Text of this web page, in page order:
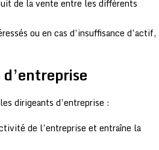
de la vente entre les différents
ou en cas d’insuffisance d’actif,
dirigeants d’entreprise :
de l’entreprise et entraîne la